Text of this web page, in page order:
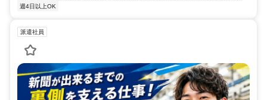
週4日以上OK
派遣社員